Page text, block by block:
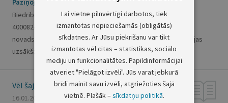
Paziņojumi kreditoriem
Biedrība "Sistēmisko risinājumu asociācija", reģistrācijas Nr.
40008246542, adrese: Vidzemes iela 3-1, Vangaži, Inčukalna
novads, LV-2136, paziņo par darbības izbeigšanu un likvidācijas
uzsākšanu. Saskaņā ar 2016. gada 13. decembra...
Vēl šajā numurā
16.01.2017., Nr. 13
Lai vietne pilnvērtīgi darbotos, tiek
izmantotas nepieciešamās (obligātās)
sīkdatnes. Ar Jūsu piekrišanu var tikt
izmantotas vēl citas – statistikas, sociālo
mediju un funkcionalitātes. Papildinformācijai
atveriet "Pielāgot izvēli". Jūs varat jebkurā
brīdī mainīt savu izvēli, atgriežoties šajā
vietnē. Plašāk –sīkdatņu politikā.